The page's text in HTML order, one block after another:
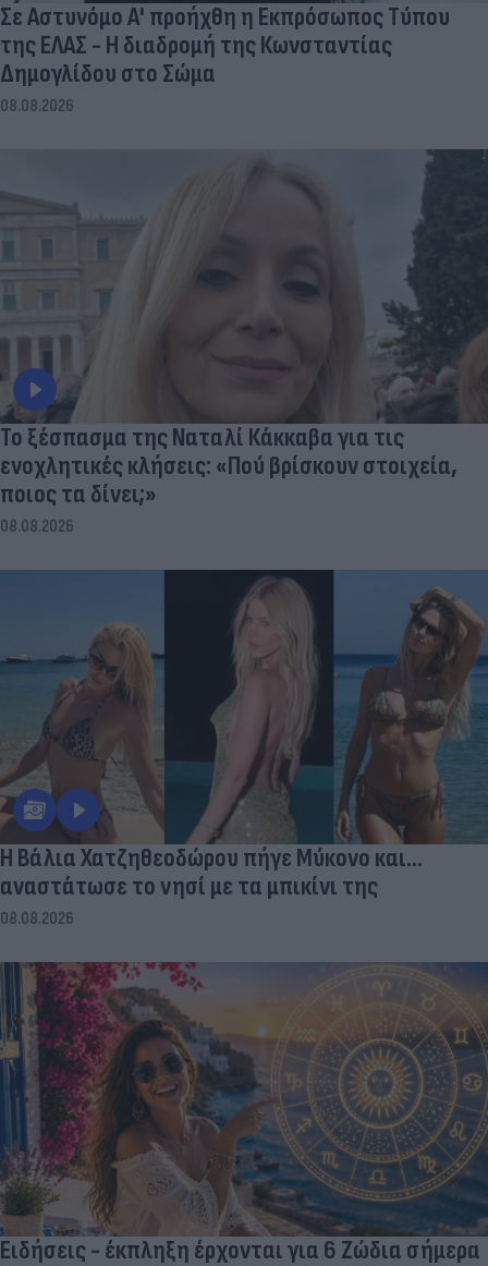
Σε Αστυνόμο Α' προήχθη η Εκπρόσωπος Τύπου
της ΕΛΑΣ - Η διαδρομή της Κωνσταντίας
Δημογλίδου στο Σώμα
08.08.2026
Το ξέσπασμα της Ναταλί Κάκκαβα για τις
ενοχλητικές κλήσεις: «Πού βρίσκουν στοιχεία,
ποιος τα δίνει;»
08.08.2026
Η Βάλια Χατζηθεοδώρου πήγε Μύκονο και...
αναστάτωσε το νησί με τα μπικίνι της
08.08.2026
Ειδήσεις - έκπληξη έρχονται για 6 Ζώδια σήμερα